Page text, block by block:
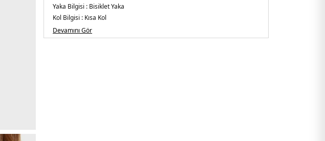
Yaka Bilgisi : Bisiklet Yaka
Kol Bilgisi : Kısa Kol
Kalıp Bilgisi :Regular Fit
Üretim Yeri :Banglades
Devamını Gör